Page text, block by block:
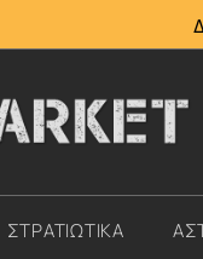
ΣΤΡΑΤΙΩΤΙΚΑ